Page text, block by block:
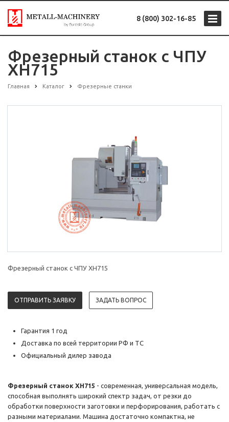
8 (800) 302-16-85
Фрезерный станок с ЧПУ
XH715
Главная Каталог Фрезерные станки
Фрезерный станок с ЧПУ XH715
ОТПРАВИТЬ ЗАЯВКУ ЗАДАТЬ ВОПРОС
Гарантия 1 год
Доставка по всей территории РФ и ТС
Официальный дилер завода
Фрезерный станок XH715 - современная, универсальная модель,
способная выполнять широкий спектр задач, от резки до
обработки поверхности заготовки и перфорирования, работать с
разными материалами. Машина достаточно компактна, не